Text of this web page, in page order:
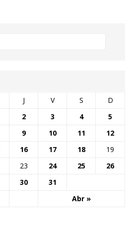
J V S D
Abr »
2 3 4
5
9 10 11
12
16 17 18
19
23 24 25
26
30 31